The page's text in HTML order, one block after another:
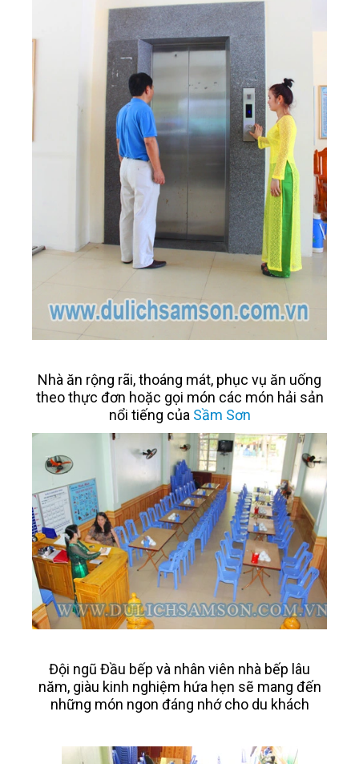
Nhà ăn rộng rãi, thoáng mát, phục vụ ăn uống
theo thực đơn hoặc gọi món các món hải sản
nổi tiếng của Sầm Sơn
Đội ngũ Đầu bếp và nhân viên nhà bếp lâu
năm, giàu kinh nghiệm hứa hẹn sẽ mang đến
những món ngon đáng nhớ cho du khách